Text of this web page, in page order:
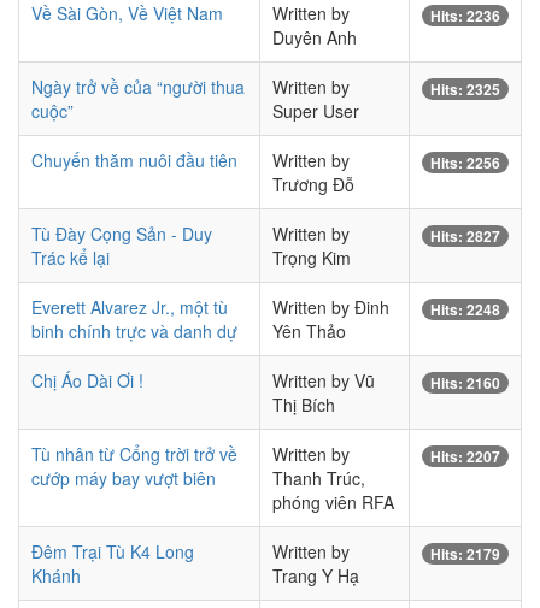
Về Sài Gòn, Về Việt Nam
Written by
Duyên Anh
Hits: 2236
Ngày trở về của “người thua
cuộc”
Written by
Super User
Hits: 2325
Chuyến thăm nuôi đầu tiên
Written by
Trương Đỗ
Hits: 2256
Tù Đày Cọng Sản - Duy
Trác kể lại
Written by
Trọng Kim
Hits: 2827
Everett Alvarez Jr., một tù
binh chính trực và danh dự
Written by Đinh
Yên Thảo
Hits: 2248
Chị Áo Dài Ơi !
Written by Vũ
Thị Bích
Hits: 2160
Tù nhân từ Cổng trời trở về
cướp máy bay vượt biên
Written by
Thanh Trúc,
phóng viên RFA
Hits: 2207
Đêm Trại Tù K4 Long
Khánh
Written by
Trang Y Hạ
Hits: 2179